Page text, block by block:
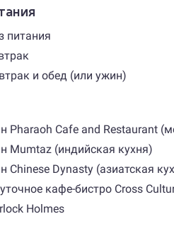
питания
и обед (или ужин)
Pharaoh Cafe and Restaurant
Mumtaz (индийская кухня)
Chinese Dynasty (азиатская
кафе-бистро Cross
Holmes